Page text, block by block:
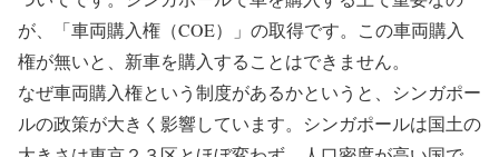
が、「車両購入権（COE）」の取得です。この車両購入
権が無いと、新車を購入することはできません。
なぜ車両購入権という制度があるかというと、シンガポー
ルの政策が大きく影響しています。シンガポールは国土の